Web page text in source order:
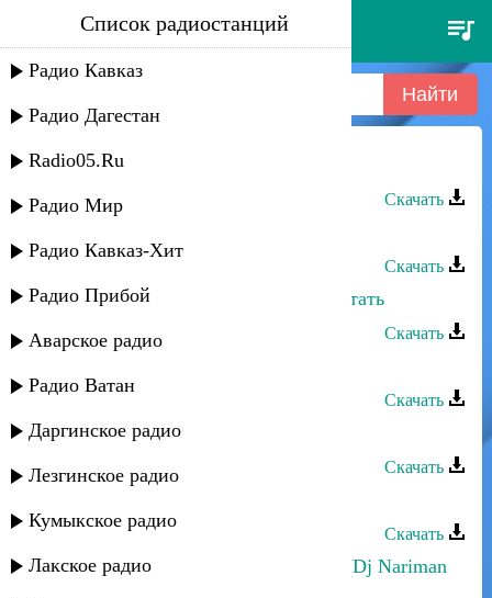
шамиль ханакаев - хасавюрт
Список радиостанций
Радио Кавказ
Радио Дагестан
Radio05.Ru
Радио Мир
Радио Кавказ-Хит
Радио Прибой
Аварское радио
Радио Ватан
Даргинское радио
Лезгинское радио
Кумыкское радио
Лакское радио
Шамиль Ханакаев - Хасавюрт
Скачать
Скачать
Шамиль Ханакаев - Рожденные летать
Скачать
Скачать
Шамиль Ханакаев - Тъана
Скачать
Скачать
Шамиль Ханакаев - Огонь любви (Dj Nariman